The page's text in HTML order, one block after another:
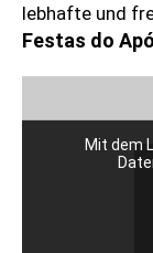
lebhafte und
Festas do
Mit dem